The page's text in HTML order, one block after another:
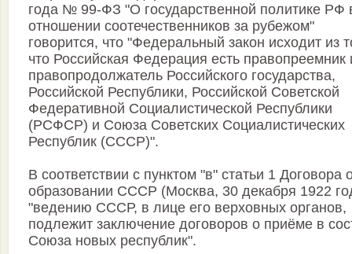
года № 99-ФЗ "О государственной политике РФ
отношении соотечественников за рубежом"
говорится, что "Федеральный закон исходит из
что Российская Федерация есть правопреемник
правопродолжатель Российского государства,
Российской Республики, Российской Советской
Федеративной Социалистической Республики
(РСФСР) и Союза Советских Социалистических
Республик (СССР)".
В соответствии с пунктом "в" статьи 1 Договора
образовании СССР (Москва, 30 декабря 1922
"ведению СССР, в лице его верховных органов,
подлежит заключение договоров о приёме в
Союза новых республик".